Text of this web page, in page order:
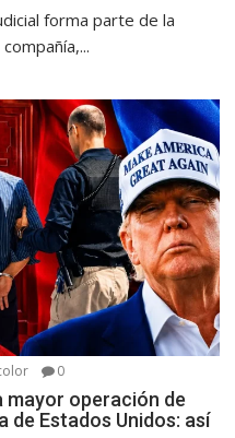
forma parte de la
0
mayor operación de
de Estados Unidos: así